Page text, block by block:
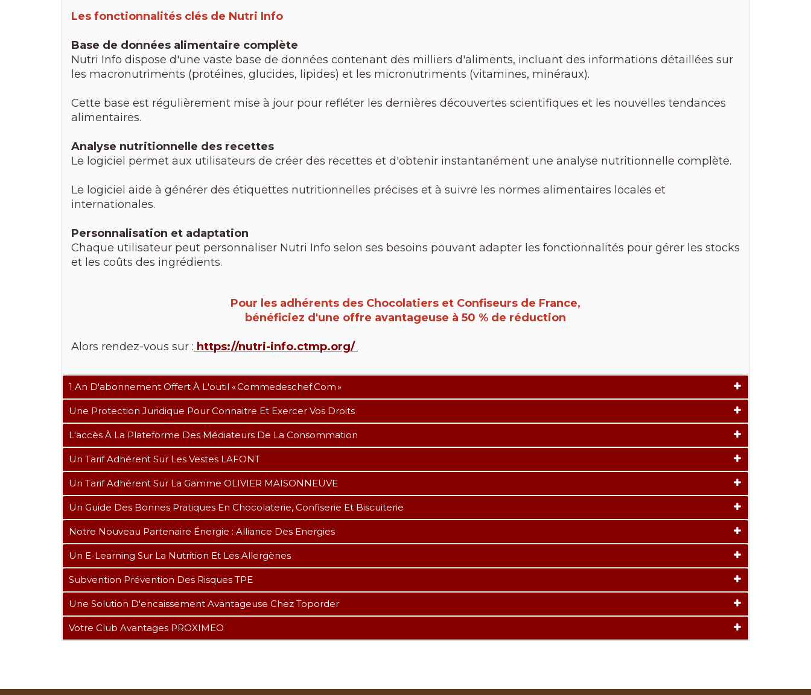
Les fonctionnalités clés de Nutri Info
Base de données alimentaire complète
Nutri Info dispose d'une vaste base de données contenant des milliers d'aliments, incluant des informations détaillées sur
les macronutriments (protéines, glucides, lipides) et les micronutriments (vitamines, minéraux).
Cette base est régulièrement mise à jour pour refléter les dernières découvertes scientifiques et les nouvelles tendances
alimentaires.
Analyse nutritionnelle des recettes
Le logiciel permet aux utilisateurs de créer des recettes et d'obtenir instantanément une analyse nutritionnelle complète.
Le logiciel aide à générer des étiquettes nutritionnelles précises et à suivre les normes alimentaires locales et
internationales.
Personnalisation et adaptation
Chaque utilisateur peut personnaliser Nutri Info selon ses besoins pouvant adapter les fonctionnalités pour gérer les stocks
et les coûts des ingrédients.
Pour les adhérents des Chocolatiers et Confiseurs de France,
bénéficiez d'une offre avantageuse à 50 % de réduction
Alors rendez-vous sur : https://nutri-info.ctmp.org/
1 An D'abonnement Offert À L'outil « Commedeschef.com »
Une Protection Juridique Pour Connaitre Et Exercer Vos Droits
L'accès À La Plateforme Des Médiateurs De La Consommation
Un Tarif Adhérent Sur Les Vestes LAFONT
Un Tarif Adhérent Sur La Gamme OLIVIER MAISONNEUVE
Un Guide Des Bonnes Pratiques En Chocolaterie, Confiserie Et Biscuiterie
Notre Nouveau Partenaire Énergie : Alliance Des Energies
Un E-Learning Sur La Nutrition Et Les Allergènes
Subvention Prévention Des Risques TPE
Une Solution D'encaissement Avantageuse Chez Toporder
Votre Club Avantages PROXIMEO